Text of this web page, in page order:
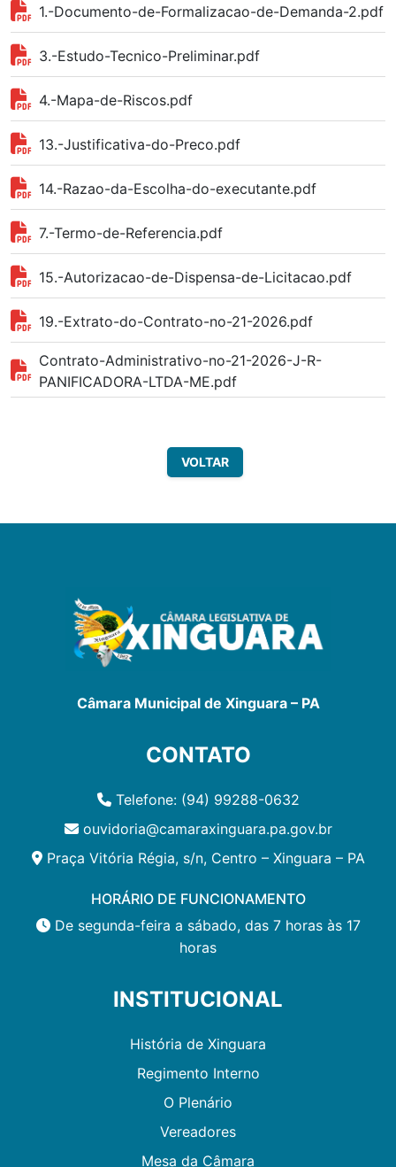
1.-Documento-de-Formalizacao-de-Demanda-2.pdf
3.-Estudo-Tecnico-Preliminar.pdf
4.-Mapa-de-Riscos.pdf
13.-Justificativa-do-Preco.pdf
14.-Razao-da-Escolha-do-executante.pdf
7.-Termo-de-Referencia.pdf
15.-Autorizacao-de-Dispensa-de-Licitacao.pdf
19.-Extrato-do-Contrato-no-21-2026.pdf
Contrato-Administrativo-no-21-2026-J-R-
PANIFICADORA-LTDA-ME.pdf
VOLTAR
Câmara Municipal de Xinguara – PA
CONTATO
Telefone: (94) 99288-0632
ouvidoria@camaraxinguara.pa.gov.br
Praça Vitória Régia, s/n, Centro – Xinguara – PA
HORÁRIO DE FUNCIONAMENTO
De segunda-feira a sábado, das 7 horas às 17
horas
INSTITUCIONAL
História de Xinguara
Regimento Interno
O Plenário
Vereadores
Mesa da Câmara